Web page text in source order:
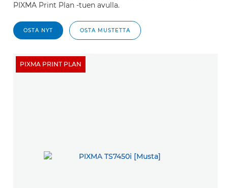
PIXMA Print Plan -tuen avulla.
OSTA NYT OSTA MUSTETTA
PIXMA PRINT PLAN